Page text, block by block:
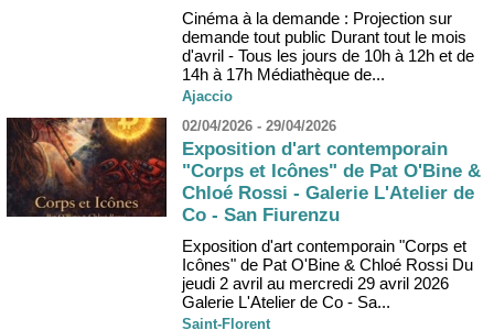
Cinéma à la demande : Projection sur
demande tout public Durant tout le mois
d'avril - Tous les jours de 10h à 12h et de
14h à 17h Médiathèque de...
Ajaccio
02/04/2026 - 29/04/2026
Exposition d'art contemporain
"Corps et Icônes" de Pat O'Bine &
Chloé Rossi - Galerie L'Atelier de
Co - San Fiurenzu
Exposition d'art contemporain "Corps et
Icônes" de Pat O'Bine & Chloé Rossi Du
jeudi 2 avril au mercredi 29 avril 2026
Galerie L'Atelier de Co - Sa...
Saint-Florent